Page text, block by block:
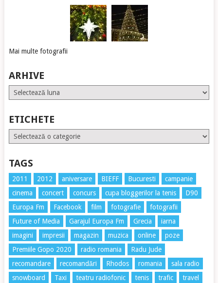
Mai multe fotografii
ARHIVE
Arhive
ETICHETE
Etichete
TAGS
2011 2012 aniversare BIEFF Bucuresti
campanie
cinema
concert concurs cupa bloggerilor la tenis
D90
Europa Fm
Facebook film fotografie
fotografii
Future of Media
Garajul Europa Fm Grecia
iarna
imagini
impresii magazin muzica online
poze
Premiile Gopo 2020
radio romania
Radu Jude
recomandare
recomandări Rhodos romania
sala radio
snowboard
Taxi teatru radiofonic tenis trafic travel